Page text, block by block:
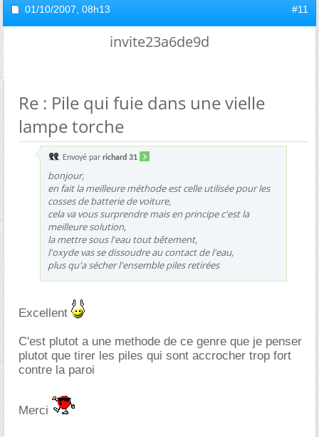
01/10/2007, 08h13 #11
invite23a6de9d
Re : Pile qui fuie dans une vielle
lampe torche
Envoyé par richard 31
bonjour,
en fait la meilleure méthode est celle utilisée pour les
cosses de batterie de voiture,
cela va vous surprendre mais en principe c'est la
meilleure solution,
la mettre sous l'eau tout bêtement,
l'oxyde vas se dissoudre au contact de l'eau,
plus qu'a sécher l'ensemble piles retirées
Excellent
C'est plutot a une methode de ce genre que je penser
plutot que tirer les piles qui sont accrocher trop fort
contre la paroi
Merci